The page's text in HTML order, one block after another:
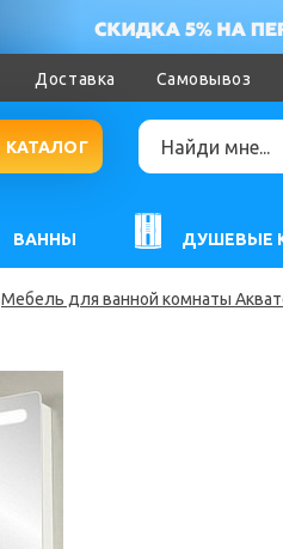
Доставка Самовывоз
КАТАЛОГ
ВАННЫ ДУШЕВЫЕ
Мебель для ванной комнаты